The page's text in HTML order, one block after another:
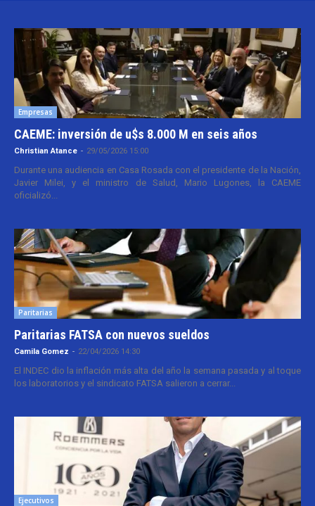
Empresas
CAEME: inversión de u$s 8.000 M en seis años
Christian Atance - 29/05/2026 15:00
Durante una audiencia en Casa Rosada con el presidente de la Nación,
Javier Milei, y el ministro de Salud, Mario Lugones, la CAEME
oficializó...
Paritarias
Paritarias FATSA con nuevos sueldos
Camila Gomez - 22/04/2026 14:30
El INDEC dio la inflación más alta del año la semana pasada y al toque
los laboratorios y el sindicato FATSA salieron a cerrar...
Ejecutivos